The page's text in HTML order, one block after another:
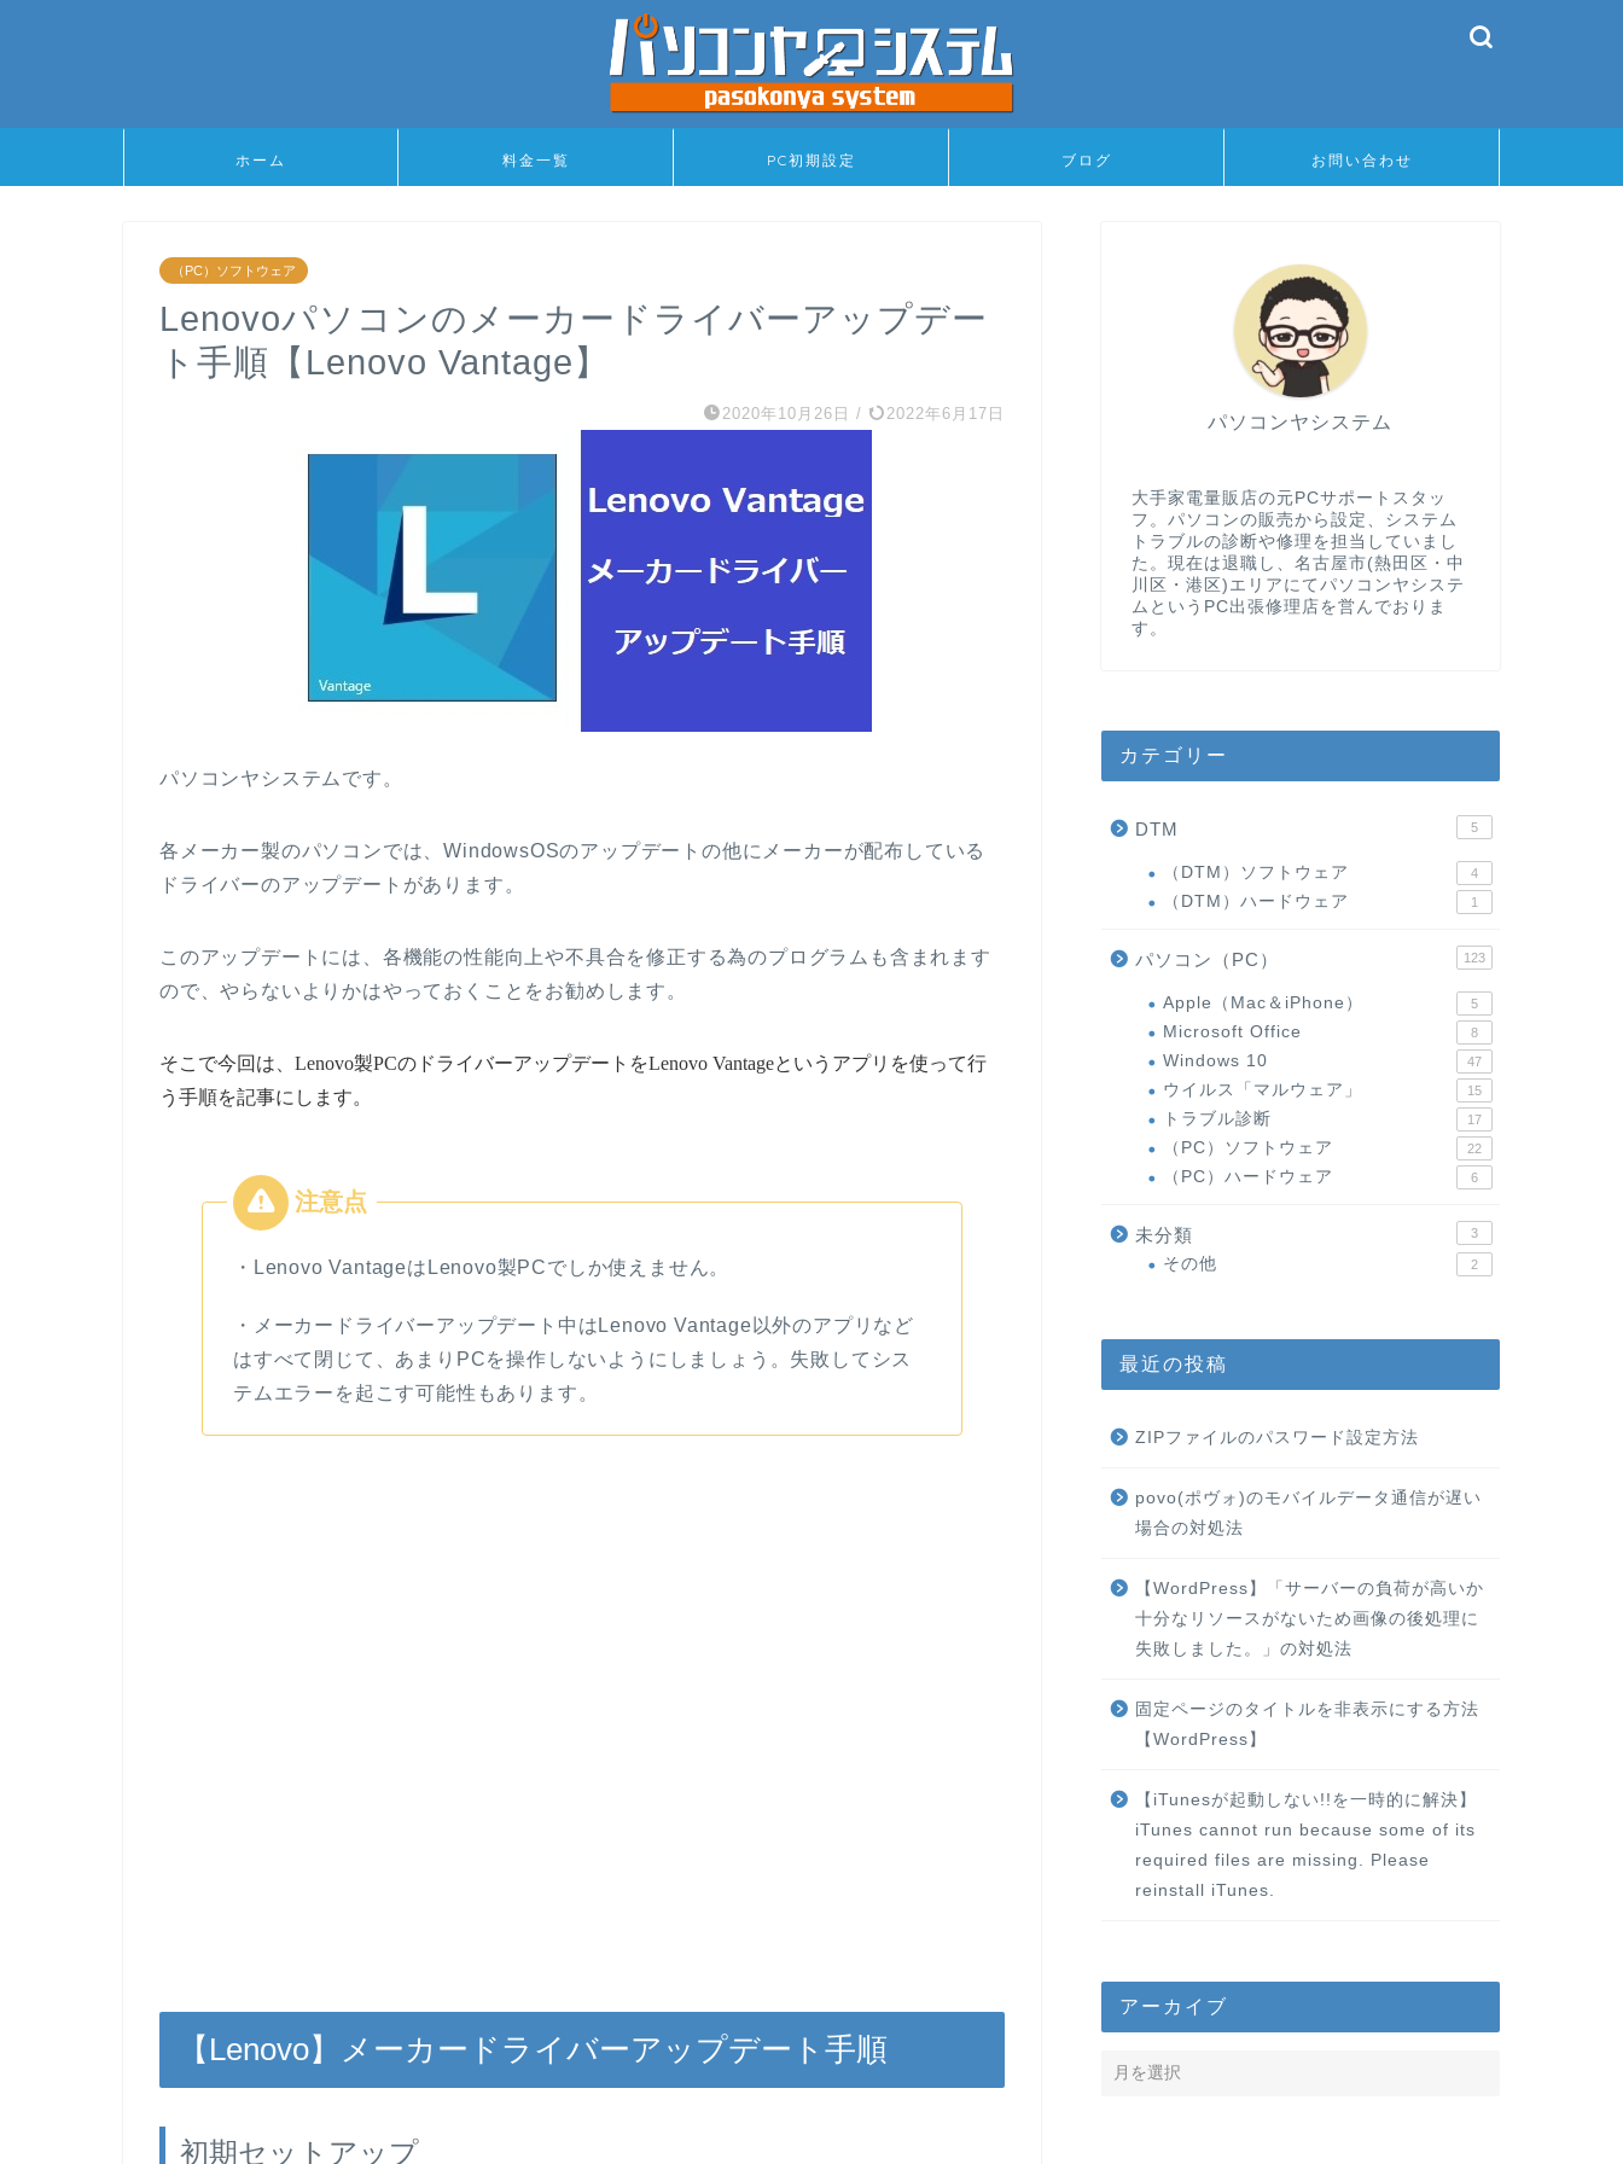
ホーム 料金一覧 PC初期設定 ブログ お問い合わせ
（PC）ソフトウェア
Lenovoパソコンのメーカードライバーアップデー
ト手順【Lenovo Vantage】
2020年10月26日 / 2022年6月17日
パソコンヤシステムです。
各メーカー製のパソコンでは、WindowsOSのアップデートの他にメーカーが配布している
ドライバーのアップデートがあります。
このアップデートには、各機能の性能向上や不具合を修正する為のプログラムも含まれます
ので、やらないよりかはやっておくことをお勧めします。
そこで今回は、Lenovo製PCのドライバーアップデートをLenovo Vantageというアプリを使って行
う手順を記事にします。
・Lenovo VantageはLenovo製PCでしか使えません。
・メーカードライバーアップデート中はLenovo Vantage以外のアプリなど
はすべて閉じて、あまりPCを操作しないようにしましょう。失敗してシス
テムエラーを起こす可能性もあります。
【Lenovo】メーカードライバーアップデート手順
初期セットアップ
パソコンヤシステム
大手家電量販店の元PCサポートスタッ
フ。パソコンの販売から設定、システム
トラブルの診断や修理を担当していまし
た。現在は退職し、名古屋市(熱田区・中
川区・港区)エリアにてパソコンヤシステ
ムというPC出張修理店を営んでおりま
す。
カテゴリー
DTM 5
（DTM）ソフトウェア 4
（DTM）ハードウェア 1
パソコン（PC） 123
Apple（Mac＆iPhone） 5
Microsoft Office 8
Windows 10 47
ウイルス「マルウェア」 15
トラブル診断 17
（PC）ソフトウェア 22
（PC）ハードウェア 6
未分類 3
その他 2
最近の投稿
ZIPファイルのパスワード設定方法
povo(ポヴォ)のモバイルデータ通信が遅い
場合の対処法
【WordPress】「サーバーの負荷が高いか
十分なリソースがないため画像の後処理に
失敗しました。」の対処法
固定ページのタイトルを非表示にする方法
【WordPress】
【iTunesが起動しない!!を一時的に解決】
iTunes cannot run because some of its
required files are missing. Please
reinstall iTunes.
アーカイブ